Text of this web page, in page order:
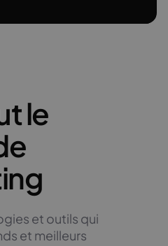
le
et outils qui
et meilleurs